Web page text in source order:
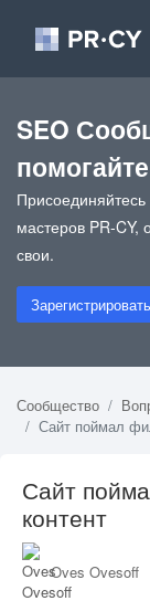
SEO
помогайте
мастеров PR-CY,
свои.
Сообщество
Сайт поймал
Сайт
контент
Oves Ovesoff